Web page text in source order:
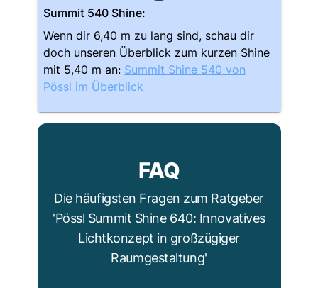
Summit 540 Shine:
Wenn dir 6,40 m zu lang sind, schau dir
doch unseren Überblick zum kurzen Shine
mit 5,40 m an: Summit Shine 540 von
Pössl im Überblick
FAQ
Die häufigsten Fragen zum Ratgeber
'Pössl Summit Shine 640: Innovatives
Lichtkonzept in großzügiger
Raumgestaltung'